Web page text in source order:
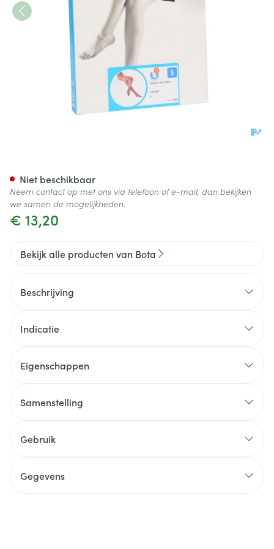
€ 13,20
Niet beschikbaar
Neem contact op met ons via telefoon of e-mail, dan bekijken
we samen de mogelijkheden.
Bekijk alle producten van Bota
Beschrijving
Indicatie
Eigenschappen
Samenstelling
Gebruik
Gegevens